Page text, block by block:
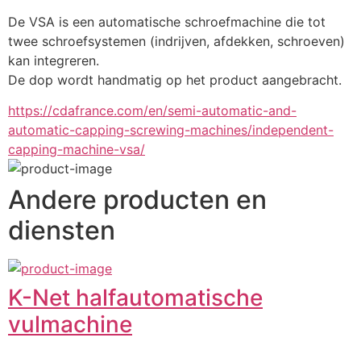
De VSA is een automatische schroefmachine die tot
twee schroefsystemen (indrijven, afdekken, schroeven)
kan integreren.
De dop wordt handmatig op het product aangebracht.
https://cdafrance.com/en/semi-automatic-and-
automatic-capping-screwing-machines/independent-
capping-machine-vsa/
Andere producten en
diensten
K-Net halfautomatische
vulmachine